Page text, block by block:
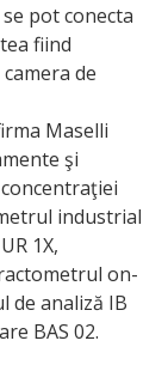
pot conecta
fiind
de
Maselli
şi
industrial
1X,
on-
de analiză IB
BAS 02.